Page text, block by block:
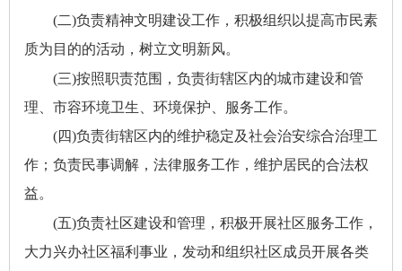
(二)负责精神文明建设工作，积极组织以提高市民素
质为目的的活动，树立文明新风。
(三)按照职责范围，负责街辖区内的城市建设和管
理、市容环境卫生、环境保护、服务工作。
(四)负责街辖区内的维护稳定及社会治安综合治理工
作；负责民事调解，法律服务工作，维护居民的合法权
益。
(五)负责社区建设和管理，积极开展社区服务工作，
大力兴办社区福利事业，发动和组织社区成员开展各类